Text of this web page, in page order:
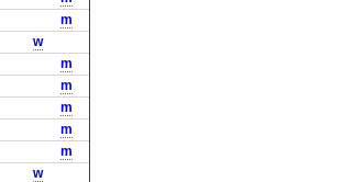
m
w
m
m
m
m
m
w